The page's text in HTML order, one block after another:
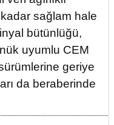
sağlam hale
bütünlüğü,
uyumlu CEM
geriye
da beraberinde